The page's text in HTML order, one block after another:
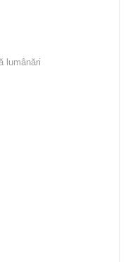
lumânări